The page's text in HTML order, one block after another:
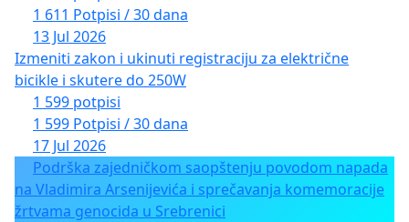
1 611 Potpisi / 30 dana
13 Jul 2026
Izmeniti zakon i ukinuti registraciju za električne
bicikle i skutere do 250W
1 599 potpisi
1 599 Potpisi / 30 dana
17 Jul 2026
Podrška zajedničkom saopštenju povodom napada
na Vladimira Arsenijevića i sprečavanja komemoracije
žrtvama genocida u Srebrenici